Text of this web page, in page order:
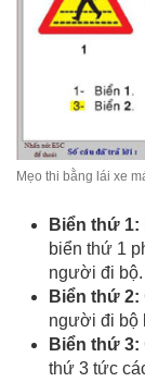
Mẹo thi bằng lái xe
Biển thứ 1:
biển thứ 1
người đi bộ.
Biển thứ 2:
người đi bộ
Biển thứ 3:
thứ 3 tức